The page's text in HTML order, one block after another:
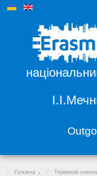
Головна Термінові